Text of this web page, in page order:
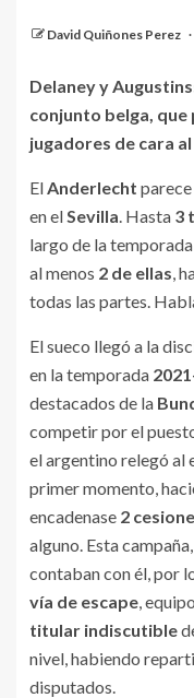
David Quiñones Perez
Delaney y
conjunto belga, que
jugadores de cara
ElAnderlecht
en elSevilla. Hasta 3
largo de la
al menos 2 de ellas,
todas las partes.
El sueco llegó a la
en la temporada
destacados de la
competir por el
el argentino relegó al
primer momento,
encadenase 2
alguno. Esta
contaban con él, por
vía de escape,
titular indiscutible
nivel, habiendo
disputados.